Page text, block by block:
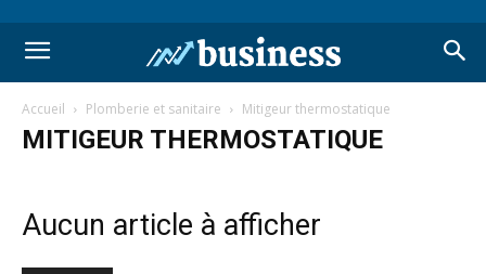
Accueil Plomberie et sanitaire Mitigeur thermostatique
MITIGEUR THERMOSTATIQUE
Aucun article à afficher